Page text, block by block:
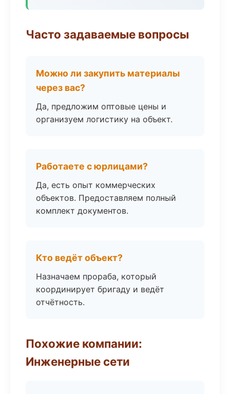
Часто задаваемые вопросы
Можно ли закупить материалы
через вас?
Да, предложим оптовые цены и
организуем логистику на объект.
Работаете с юрлицами?
Да, есть опыт коммерческих
объектов. Предоставляем полный
комплект документов.
Кто ведёт объект?
Назначаем прораба, который
координирует бригаду и ведёт
отчётность.
Похожие компании:
Инженерные сети